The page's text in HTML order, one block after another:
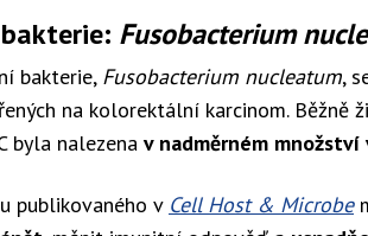
Fusobacterium
bakterie, Fusobacterium nucleatum,
na kolorektální karcinom. Běžně
byla nalezena v nadměrném
publikovaného v Cell Host & Microbe